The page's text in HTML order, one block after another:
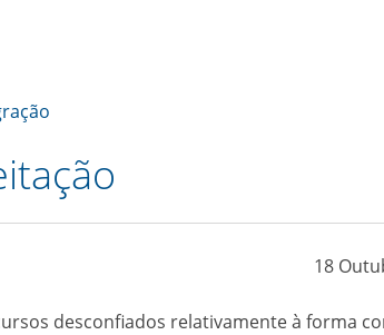
18
desconfiados relativamente à forma